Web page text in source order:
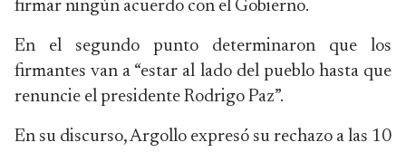
firmar ningún acuerdo con el Gobierno.
En el segundo punto determinaron que los
firmantes van a “estar al lado del pueblo hasta que
renuncie el presidente Rodrigo Paz”.
En su discurso, Argollo expresó su rechazo a las 10